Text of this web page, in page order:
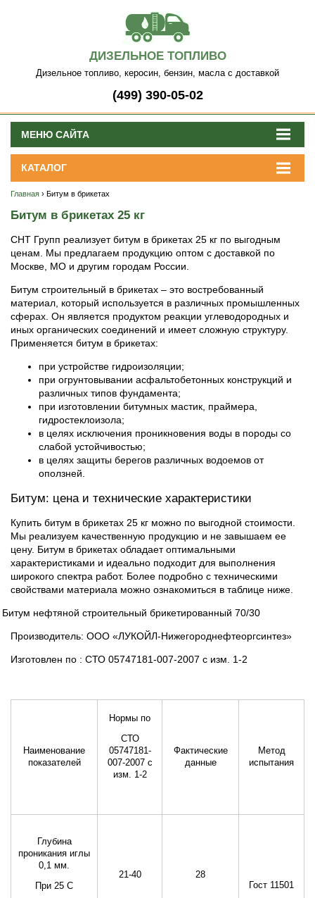
ДИЗЕЛЬНОЕ ТОПЛИВО
Дизельное топливо, керосин, бензин, масла с доставкой
(499) 390-05-02
МЕНЮ САЙТА
КАТАЛОГ
Главная › Битум в брикетах
Битум в брикетах 25 кг
СНТ Групп реализует битум в брикетах 25 кг по выгодным
ценам. Мы предлагаем продукцию оптом с доставкой по
Москве, МО и другим городам России.
Битум строительный в брикетах – это востребованный
материал, который используется в различных промышленных
сферах. Он является продуктом реакции углеводородных и
иных органических соединений и имеет сложную структуру.
Применяется битум в брикетах:
при устройстве гидроизоляции;
при огрунтовывании асфальтобетонных конструкций и
различных типов фундамента;
при изготовлении битумных мастик, праймера,
гидростеклоизола;
в целях исключения проникновения воды в породы со
слабой устойчивостью;
в целях защиты берегов различных водоемов от
оползней.
Битум: цена и технические характеристики
Купить битум в брикетах 25 кг можно по выгодной стоимости.
Мы реализуем качественную продукцию и не завышаем ее
цену. Битум в брикетах обладает оптимальными
характеристиками и идеально подходит для выполнения
широкого спектра работ. Более подробно с техническими
свойствами материала можно ознакомиться в таблице ниже.
Битум нефтяной строительный брикетированный 70/30
Производитель: ООО «ЛУКОЙЛ-Нижегороднефтеоргсинтез»
Изготовлен по : СТО 05747181-007-2007 с изм. 1-2
Наименование
показателей
Нормы по
СТО
05747181-
007-2007 с
изм. 1-2
Фактические
данные
Метод
испытания
Глубина
проникания иглы
0,1 мм.
При 25 С
21-40
28
Гост 11501